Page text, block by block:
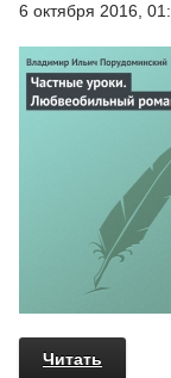
6 октября 2016,
Читать